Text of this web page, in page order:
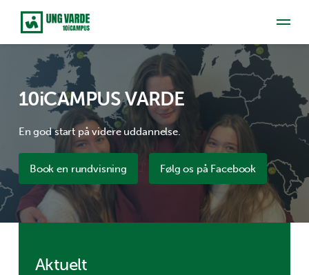
10iCAMPUS VARDE
En god start på videre uddannelse.
Book en rundvisning Følg os på Facebook
Aktuelt